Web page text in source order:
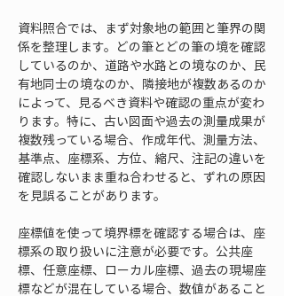
資料照合では、まず対象地の範囲と筆界の関
係を整理します。どの筆とどの筆の境を確認
しているのか、道路や水路との境なのか、民
有地同士の境なのか、隣接地が複数あるのか
によって、見るべき資料や確認の重点が変わ
ります。特に、古い図面や過去の測量成果が
複数残っている場合、作成年代、測量方法、
基準点、座標系、方位、縮尺、注記の違いを
確認しないまま重ね合わせると、ずれの原因
を見誤ることがあります。
座標値を使って境界標を確認する場合は、座
標系の取り扱いに注意が必要です。公共座
標、任意座標、ローカル座標、過去の現場座
標などが混在している場合、数値があること